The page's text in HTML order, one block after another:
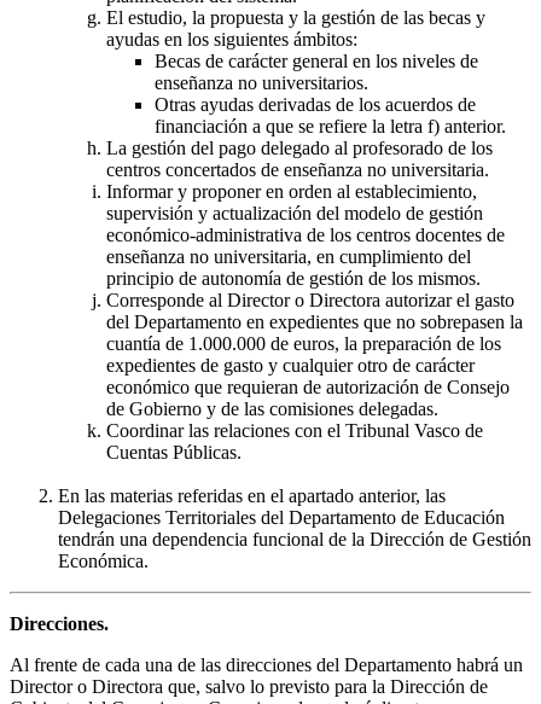
El estudio, la propuesta y la gestión de las becas y
ayudas en los siguientes ámbitos:
Becas de carácter general en los niveles de
enseñanza no universitarios.
Otras ayudas derivadas de los acuerdos de
financiación a que se refiere la letra f) anterior.
La gestión del pago delegado al profesorado de los
centros concertados de enseñanza no universitaria.
Informar y proponer en orden al establecimiento,
supervisión y actualización del modelo de gestión
económico-administrativa de los centros docentes de
enseñanza no universitaria, en cumplimiento del
principio de autonomía de gestión de los mismos.
Corresponde al Director o Directora autorizar el gasto
del Departamento en expedientes que no sobrepasen la
cuantía de 1.000.000 de euros, la preparación de los
expedientes de gasto y cualquier otro de carácter
económico que requieran de autorización de Consejo
de Gobierno y de las comisiones delegadas.
Coordinar las relaciones con el Tribunal Vasco de
Cuentas Públicas.
En las materias referidas en el apartado anterior, las
Delegaciones Territoriales del Departamento de Educación
tendrán una dependencia funcional de la Dirección de Gestión
Económica.
Direcciones.
Al frente de cada una de las direcciones del Departamento habrá un
Director o Directora que, salvo lo previsto para la Dirección de